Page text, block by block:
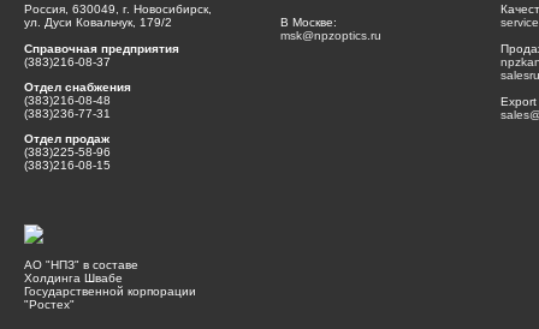
Россия, 630049, г. Новосибирск,
ул. Дуси Ковальчук, 179/2
Справочная предприятия
(383)216-08-37
Отдел снабжения
(383)216-08-48
(383)236-77-31
Отдел продаж
(383)225-58-96
(383)216-08-15
В Москве:
msk@npzoptics.ru
АО "НПЗ" в составе
Холдинга Швабе
Государственной корпорации
"Ростех"